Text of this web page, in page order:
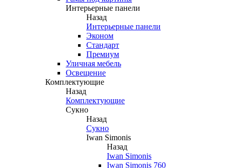
Интерьерные панели
Назад
Интерьерные панели
Эконом
Стандарт
Премиум
Уличная мебель
Освещение
Комплектующие
Назад
Комплектующие
Сукно
Назад
Сукно
Iwan Simonis
Назад
Iwan Simonis
Iwan Simonis 760